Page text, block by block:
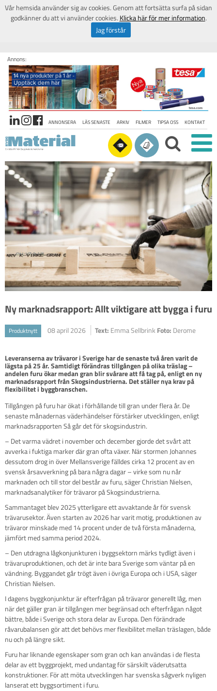
Annons:
ANNONSERA LÄS SENASTE ARKIV FILMER TIPSA OSS KONTAKT
Ny marknadsrapport: Allt viktigare att bygga i furu
Produktnytt 08 april 2026 Text: Emma Sellbrink Foto: Derome
Leveranserna av trävaror i Sverige har de senaste två åren varit de
lägsta på 25 år. Samtidigt förändras tillgången på olika träslag –
andelen furu ökar medan gran blir svårare att få tag på, enligt en ny
marknadsrapport från Skogsindustrierna. Det ställer nya krav på
flexibilitet i byggbranschen.
Tillgången på furu har ökat i förhållande till gran under flera år. De
senaste månadernas väderhändelser förstärker utvecklingen, enligt
marknadsrapporten Så går det för skogsindustrin.
– Det varma vädret i november och december gjorde det svårt att
avverka i fuktiga marker där gran ofta växer. När stormen Johannes
dessutom drog in över Mellansverige fälldes cirka 12 procent av en
svensk årsavverkning på bara några dagar – virke som nu når
marknaden och till stor del består av furu, säger Christian Nielsen,
marknadsanalytiker för trävaror på Skogsindustrierna.
Sammantaget blev 2025 ytterligare ett avvaktande år för svensk
trävarusektor. Även starten av 2026 har varit motig, produktionen av
trävaror minskade med 14 procent under de två första månaderna,
jämfört med samma period 2024.
– Den utdragna lågkonjunkturen i byggsektorn märks tydligt även i
trävaruproduktionen, och det är inte bara Sverige som väntar på en
vändning. Byggandet går trögt även i övriga Europa och i USA, säger
Christian Nielsen.
I dagens byggkonjunktur är efterfrågan på trävaror generellt låg, men
när det gäller gran är tillgången mer begränsad och efterfrågan något
bättre, både i Sverige och stora delar av Europa. Den förändrade
råvarubalansen gör att det behövs mer flexibilitet mellan träslagen, både
nu och på längre sikt.
Furu har liknande egenskaper som gran och kan användas i de flesta
delar av ett byggprojekt, med undantag för särskilt väderutsatta
konstruktioner. För att möta utvecklingen har svenska sågverk nyligen
lanserat ett byggsortiment i furu.
Vår hemsida använder sig av cookies. Genom att fortsätta surfa på sidan
godkänner du att vi använder cookies. Klicka här för mer information.
Jag förstår